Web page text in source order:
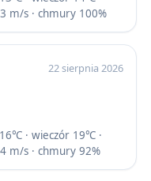
m/s · chmury 100%
22 sierpnia 2026
· wieczór 19℃ ·
m/s · chmury 92%